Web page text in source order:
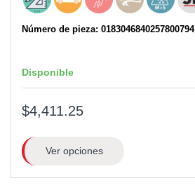
Número de pieza: 0183046840257800794
Disponible
$4,411.25
Ver opciones